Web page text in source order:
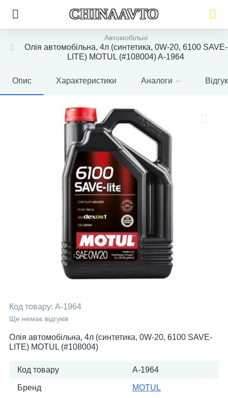
CHINAAVTO
Автомобільні
Олія автомобільна, 4л (синтетика, 0W-20, 6100 SAVE-
LITE) MOTUL (#108004) A-1964
Опис Характеристики Аналоги
Код товару: A-1964
Ще немає відгуків
Олія автомобільна, 4л (синтетика, 0W-20, 6100 SAVE-
LITE) MOTUL (#108004)
Код товару A-1964
Бренд MOTUL